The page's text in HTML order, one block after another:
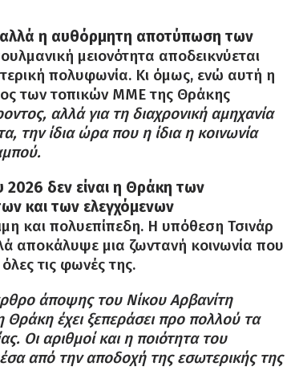
αλλά η αυθόρμητη αποτύπωση των
μειονότητα αποδεικνύεται
πολυφωνία. Κι όμως, ενώ αυτή η
των τοπικών ΜΜΕ της Θράκης
αλλά για τη διαχρονική αμηχανία
την ίδια ώρα που η ίδια η κοινωνία
δεν είναι η Θράκη των
και των ελεγχόμενων
και πολυεπίπεδη. Η υπόθεση Τσινάρ
αποκάλυψε μια ζωντανή κοινωνία που
τις φωνές της.
άποψης του Νίκου Αρβανίτη
Θράκη έχει ξεπεράσει προ πολλού τα
Οι αριθμοί και η ποιότητα του
από την αποδοχή της εσωτερικής της